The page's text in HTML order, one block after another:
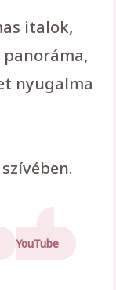
italok,
panoráma,
nyugalma
YouTube